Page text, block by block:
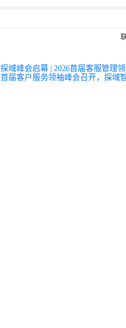
探域峰会启幕 | 2026首届客服管理
首届客户服务领袖峰会召开，探域